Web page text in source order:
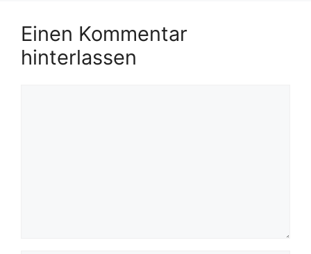
Einen Kommentar
hinterlassen